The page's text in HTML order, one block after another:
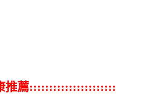
推薦::::::::::::::::::::::